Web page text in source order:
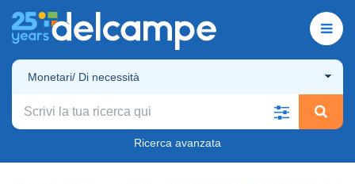
Monetari/ Di necessità
Ricerca avanzata